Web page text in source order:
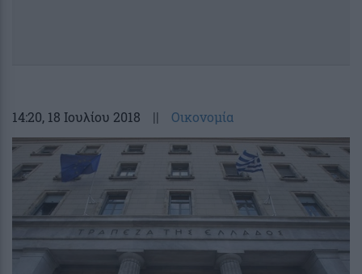
14:20, 18 Ιουλίου 2018 || Οικονομία